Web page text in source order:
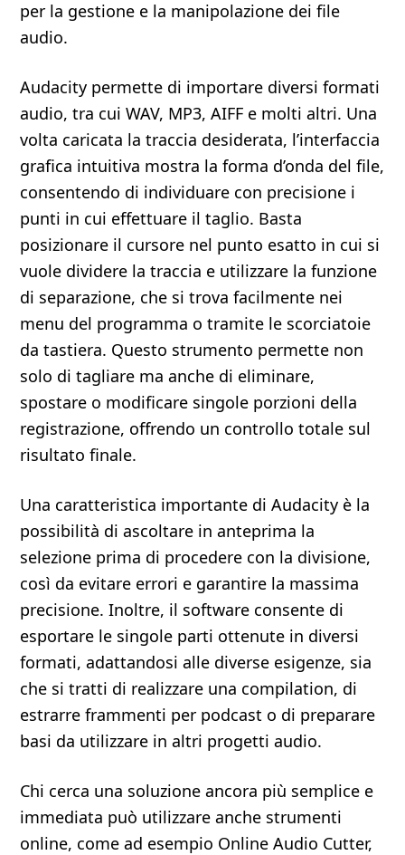
per la gestione e la manipolazione dei file
audio.
Audacity permette di importare diversi formati
audio, tra cui WAV, MP3, AIFF e molti altri. Una
volta caricata la traccia desiderata, l’interfaccia
grafica intuitiva mostra la forma d’onda del file,
consentendo di individuare con precisione i
punti in cui effettuare il taglio. Basta
posizionare il cursore nel punto esatto in cui si
vuole dividere la traccia e utilizzare la funzione
di separazione, che si trova facilmente nei
menu del programma o tramite le scorciatoie
da tastiera. Questo strumento permette non
solo di tagliare ma anche di eliminare,
spostare o modificare singole porzioni della
registrazione, offrendo un controllo totale sul
risultato finale.
Una caratteristica importante di Audacity è la
possibilità di ascoltare in anteprima la
selezione prima di procedere con la divisione,
così da evitare errori e garantire la massima
precisione. Inoltre, il software consente di
esportare le singole parti ottenute in diversi
formati, adattandosi alle diverse esigenze, sia
che si tratti di realizzare una compilation, di
estrarre frammenti per podcast o di preparare
basi da utilizzare in altri progetti audio.
Chi cerca una soluzione ancora più semplice e
immediata può utilizzare anche strumenti
online, come ad esempio Online Audio Cutter,